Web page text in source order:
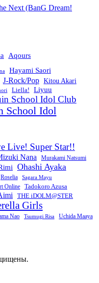
Next (BanG Dream!
Aqours
Hayami Saori
J-Rock/Pop Kitou Akari
Liella! Liyuu
School Idol Club
School Idol
Live! Super Star!!
Nana Murakami Natsumi
Ohashi Ayaka
Roselia Sagara Mayu
Online Tadokoro Azusa
THE iDOLM@STER
Girls
Nao Tsumugi Risa Uchida Maaya